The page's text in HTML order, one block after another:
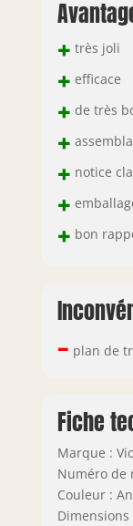
+ très joli
+ efficace
+ de très
+
+ notice
+
+ bon
– plan de
Fiche
Marque :
Numéro de
Couleur :